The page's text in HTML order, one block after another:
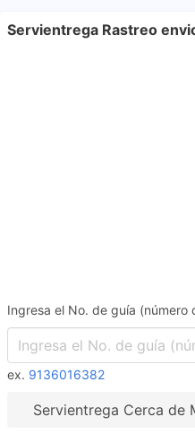
Servientrega Rastreo
Ingresa el No. de guía (número
ex. 9136016382
Servientrega Cerca de